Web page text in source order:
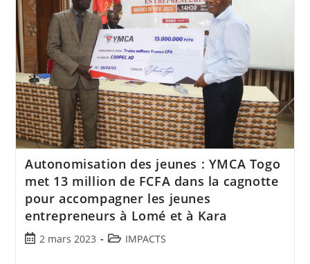
Autonomisation des jeunes : YMCA Togo
met 13 million de FCFA dans la cagnotte
pour accompagner les jeunes
entrepreneurs à Lomé et à Kara
2 mars 2023 IMPACTS